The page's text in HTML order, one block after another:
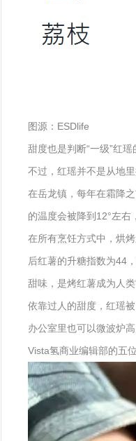
图源：ESDlife
甜度也是判断“一级”红
不过，红瑶并不是从地
在岳龙镇，每年在霜降
的温度会被降到12°左
在所有烹饪方式中，烘
后红薯的升糖指数为44
甜味，是烤红薯成为人
依靠过人的甜度，红瑶
办公室里也可以微波炉
Vista氢商业编辑部的五